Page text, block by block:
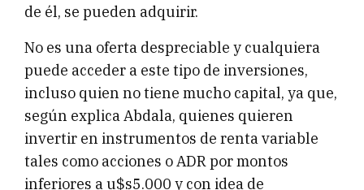
de él, se pueden adquirir.
No es una oferta despreciable y cualquiera
puede acceder a este tipo de inversiones,
incluso quien no tiene mucho capital, ya que,
según explica Abdala, quienes quieren
invertir en instrumentos de renta variable
tales como acciones o ADR por montos
inferiores a u$s5.000 y con idea de